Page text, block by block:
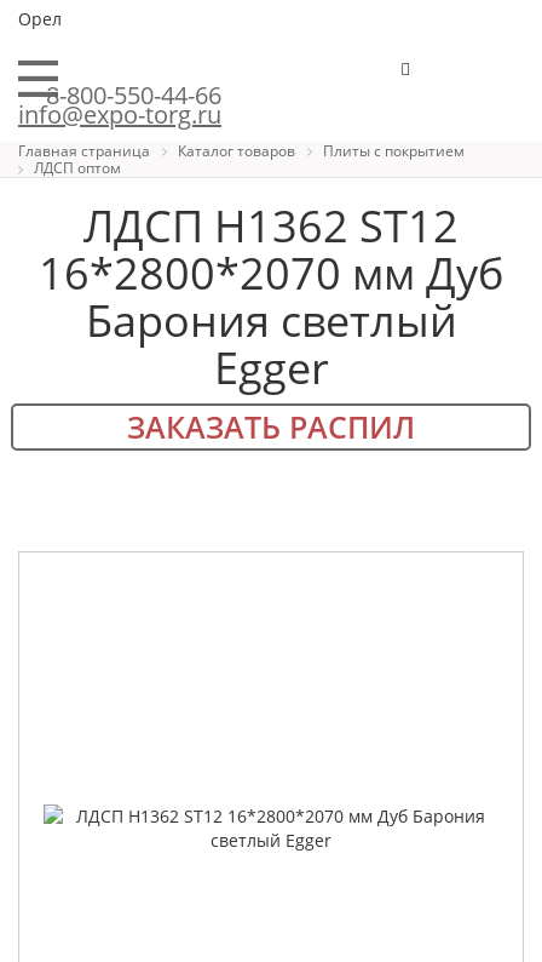
Орел
8-800-550-44-66
info@expo-torg.ru
Главная страница Каталог товаров
Плиты с покрытием
ЛДСП оптом
ЛДСП H1362 ST12
16*2800*2070 мм Дуб
Барония светлый
Egger
ЗАКАЗАТЬ РАСПИЛ